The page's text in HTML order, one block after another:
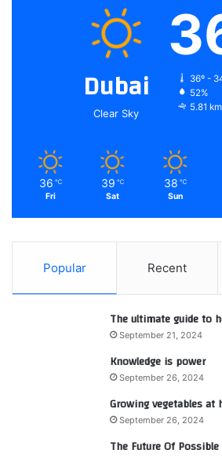
Dubai
Clear Sky
36º -
52%
5.81
36 ℃
Fri
39 ℃
Sat
38 ℃
Sun
Popular Recent
The ultimate guide to
September 21, 2024
Knowledge is power
September 26, 2024
Growing vegetables
September 26, 2024
The Future Of Possible